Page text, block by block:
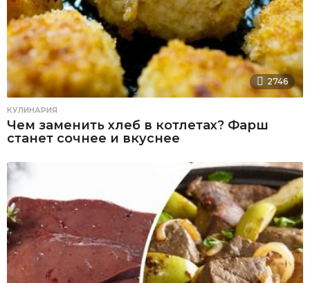
2746
КУЛИНАРИЯ
Чем заменить хлеб в котлетах? Фарш
станет сочнее и вкуснее